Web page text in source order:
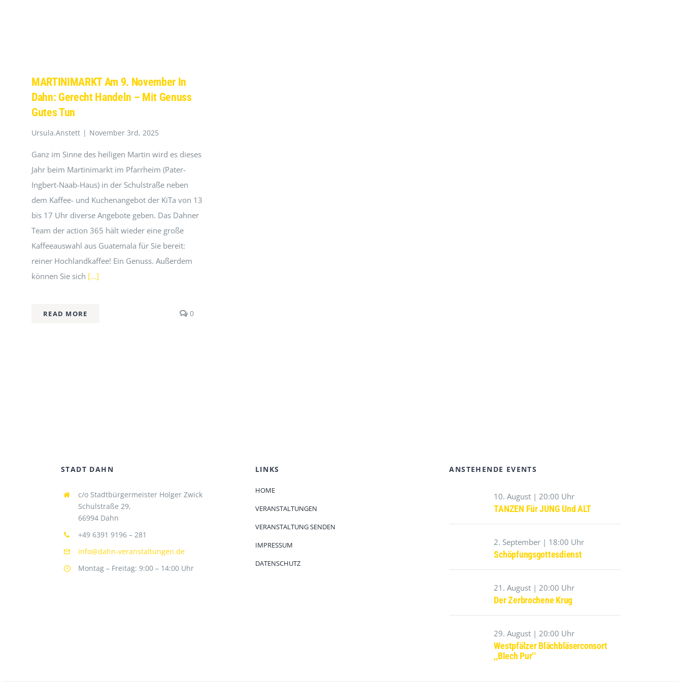
MARTINIMARKT Am 9. November In
Dahn: Gerecht Handeln – Mit Genuss
Gutes Tun
Ursula.Anstett | November 3rd, 2025
Ganz im Sinne des heiligen Martin wird es dieses
Jahr beim Martinimarkt im Pfarrheim (Pater-
Ingbert-Naab-Haus) in der Schulstraße neben
dem Kaffee- und Kuchenangebot der KiTa von 13
bis 17 Uhr diverse Angebote geben. Das Dahner
Team der action 365 hält wieder eine große
Kaffeeauswahl aus Guatemala für Sie bereit:
reiner Hochlandkaffee! Ein Genuss. Außerdem
können Sie sich [...]
READ MORE 0comments
STADT DAHN
c/o Stadtbürgermeister Holger Zwick
Schulstraße 29,
66994 Dahn
+49 6391 9196 – 281
info@dahn-veranstaltungen.de
Montag – Freitag: 9:00 – 14:00 Uhr
LINKS
HOME
VERANSTALTUNGEN
VERANSTALTUNG SENDEN
IMPRESSUM
DATENSCHUTZ
ANSTEHENDE EVENTS
10. August | 20:00 Uhr
TANZEN Für JUNG Und ALT
2. September | 18:00 Uhr
Schöpfungsgottesdienst
21. August | 20:00 Uhr
Der Zerbrochene Krug
29. August | 20:00 Uhr
Westpfälzer Blächbläserconsort
,,Blech Pur‘‘